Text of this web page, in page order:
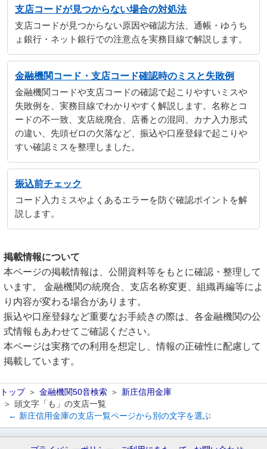
支店コードが見つからない場合の対処法
支店コードが見つからない原因や確認方法、通帳・ゆうち
ょ銀行・ネット銀行での注意点を実務目線で解説します。
金融機関コード・支店コード確認時のミスと失敗例
金融機関コードや支店コードの確認で起こりやすいミスや
失敗例を、実務目線でわかりやすく解説します。名称とコ
ードの不一致、支店統廃合、店番との混同、カナ入力形式
の違い、先頭ゼロの欠落など、振込や口座登録で起こりや
すい確認ミスを整理しました。
振込前チェック
コード入力ミスやよくあるエラーを防ぐ確認ポイントを解
説します。
掲載情報について
本ページの掲載情報は、公開資料等をもとに確認・整理して
います。 金融機関の統廃合、支店名称変更、組織再編等によ
り内容が変わる場合があります。
振込や口座登録など重要なお手続きの際は、各金融機関の公
式情報もあわせてご確認ください。
本ページは実務での利用を想定し、情報の正確性に配慮して
掲載しています。
トップ 金融機関50音検索
新庄信用金庫
頭文字「も」の支店一覧
← 新庄信用金庫の支店一覧ページから別の文字を選ぶ